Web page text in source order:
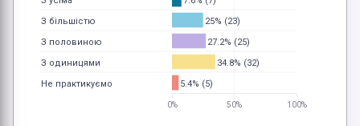
25% (23)
27.2% (25)
34.8% (32)
5.4% (5)
0% 50% 100%
З більшістю
З половиною
З одиницями
Не практикуємо